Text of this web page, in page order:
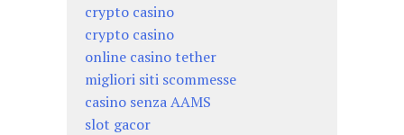
crypto casino
crypto casino
online casino tether
migliori siti scommesse
casino senza AAMS
slot gacor